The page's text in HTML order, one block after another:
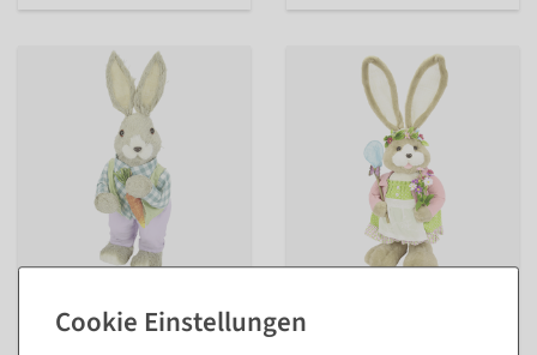
lilas-bleu 48 cm avec fleurs 92 cm